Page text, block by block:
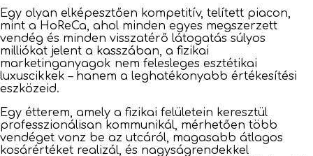
Egy olyan elképesztően kompetitív, telített piacon,
mint a HoReCa, ahol minden egyes megszerzett
vendég és minden visszatérő látogatás súlyos
milliókat jelent a kasszában, a fizikai
marketinganyagok nem felesleges esztétikai
luxuscikkek – hanem a leghatékonyabb értékesítési
eszközeid.
Egy étterem, amely a fizikai felületein keresztül
professzionálisan kommunikál, mérhetően több
vendéget vonz be az utcáról, magasabb átlagos
kosárértéket realizál, és nagyságrendekkel